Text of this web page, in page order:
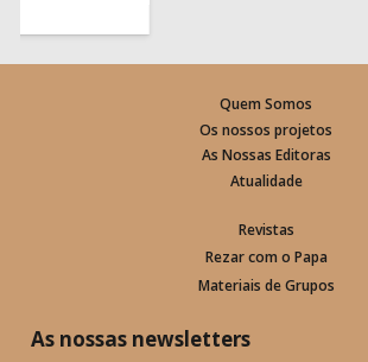
Quem Somos
Os nossos projetos
As Nossas Editoras
Atualidade
Revistas
Rezar com o Papa
Materiais de Grupos
As nossas newsletters